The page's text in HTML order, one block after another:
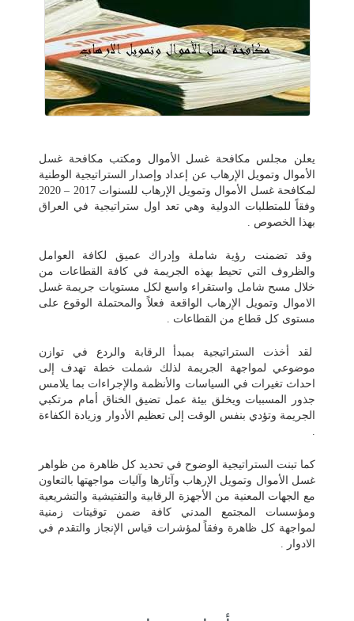
يعلن مجلس مكافحة غسل الأموال ومكتب مكافحة غسل
الأموال وتمويل الإرهاب عن إعداد وإصدار الستراتيجية الوطنية
لمكافحة غسل الأموال وتمويل الإرهاب للسنوات 2017 – 2020
وفقاً للمتطلبات الدولية وهي تعد اول ستراتيجية في العراق
بهذا الخصوص .
وقد تضمنت رؤية شاملة وإدراك عميق لكافة العوامل
والظروف التي تحيط بهذه الجريمة في كافة القطاعات من
خلال مسح شامل واستقراء واسع لكل مستويات جريمة غسل
الاموال وتمويل الإرهاب الواقعة فعلاً والمحتملة الوقوع على
مستوى كل قطاع من القطاعات .
لقد أخذت الستراتيجية بمبدأ الرقابة والردع في توازن
موضوعي لمواجهة الجريمة لذلك شملت خطة تهدف إلى
احداث تغيرات في السياسات والأنظمة والإجراءات بما يلامس
جذور المسببات ويخلق بيئة عمل تضيق الخناق أمام مرتكبي
الجريمة وتؤدي بنفس الوقت إلى تعظيم الأدوار وزيادة الكفاءة
.
كما تبنت الستراتيجية الوضوح في تحديد كل ظاهرة من ظواهر
غسل الأموال وتمويل الإرهاب وآثارها وآليات مواجهتها بالتعاون
مع الجهات المعنية من الأجهزة الرقابية والتفتيشية والتشريعية
ومؤسسات المجتمع المدني كافة ضمن توقيتات زمنية
لمواجهة كل ظاهرة وفقاً لمؤشرات قياس الإنجاز والتقدم في
الادوار .